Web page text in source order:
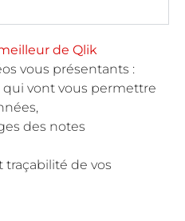
de Qlik
vous présentants :
vont vous permettre
des notes
traçabilité de vos